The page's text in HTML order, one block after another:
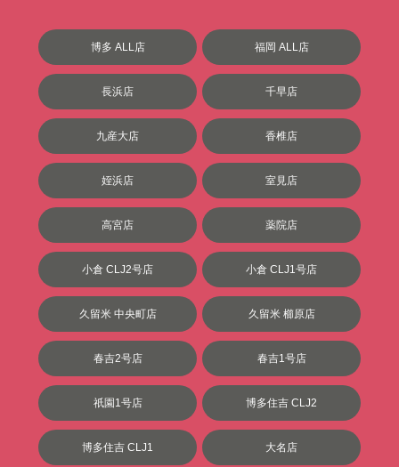
博多 ALL店 福岡 ALL店
長浜店 千早店
九産大店 香椎店
姪浜店 室見店
高宮店 薬院店
小倉 CLJ2号店 小倉 CLJ1号店
久留米 中央町店 久留米 櫛原店
春吉2号店 春吉1号店
祇園1号店 博多住吉 CLJ2
博多住吉 CLJ1 大名店